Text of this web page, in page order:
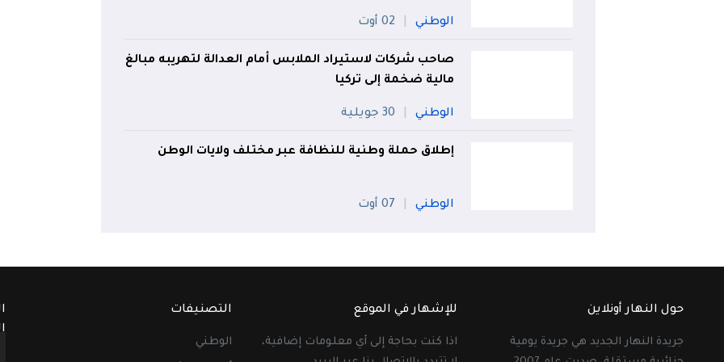
الوطني 02 أوت
صاحب شركات لاستيراد الملابس أمام العدالة لتهريبه مبالغ
مالية ضخمة إلى تركيا
الوطني 30 جويلية
إطلاق حملة وطنية للنظافة عبر مختلف ولايات الوطن
الوطني 07 أوت
حول النهار أونلاين
جريدة النهار الجديد هي جريدة يومية
للإشهار في الموقع
اذا كنت بحاجة إلى أي معلومات إضافية،
التصنيفات
الوطني